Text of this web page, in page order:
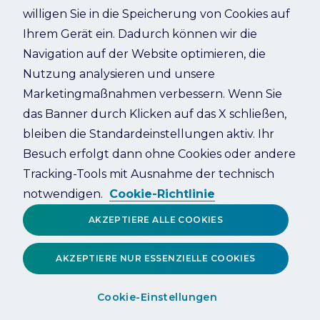
Refresh
willigen Sie in die Speicherung von Cookies auf
Ihrem Gerät ein. Dadurch können wir die
Navigation auf der Website optimieren, die
Nutzung analysieren und unsere
Marketingmaßnahmen verbessern. Wenn Sie
das Banner durch Klicken auf das X schließen,
bleiben die Standardeinstellungen aktiv. Ihr
Besuch erfolgt dann ohne Cookies oder andere
Tracking-Tools mit Ausnahme der technisch
notwendigen. Cookie-Richtlinie
Cookie-Einstellungen
AKZEPTIERE NUR ESSENZIELLE COOKIES
AKZEPTIERE ALLE COOKIES